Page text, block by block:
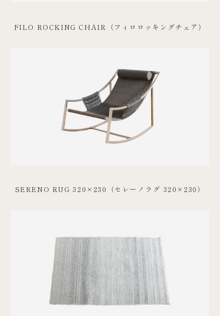
FILO ROCKING CHAIR（フィロロッキングチェア）
SERENO RUG 320×230（セレーノラグ 320×230）